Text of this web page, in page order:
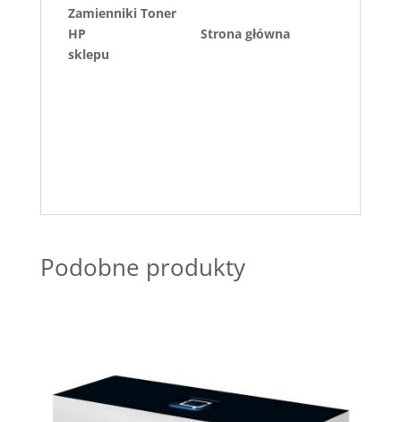
Zamienniki Toner
HP Strona główna
sklepu
Podobne produkty